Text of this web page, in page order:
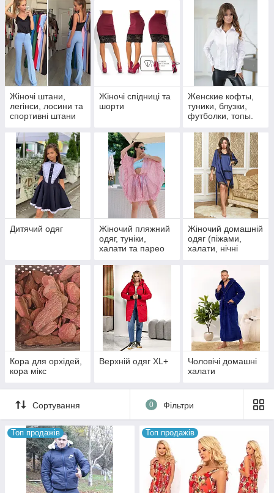
костюми)
Жіночі штани,
легінси, лосини та
спортивні штани
Жіночі спідниці та
шорти
Женские кофты,
туники, блузки,
футболки, топы.
Дитячий одяг
Жіночий пляжний
одяг, туніки,
халати та парео
Жіночий домашній
одяг (піжами,
халати, нічні
комплекти)
Кора для орхідей,
кора мікс
Верхній одяг XL+
Чоловічі домашні
халати
Сортування 0 Фільтри
Топ продажів Топ продажів